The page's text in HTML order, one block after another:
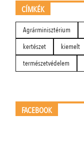
CÍMKÉK
Agrárminisztérium
kertészet
kiemelt
természetvédelem
FACEBOOK